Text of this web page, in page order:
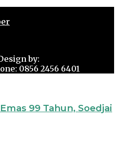
by:
0856 2456 6401
99 Tahun, Soedjai